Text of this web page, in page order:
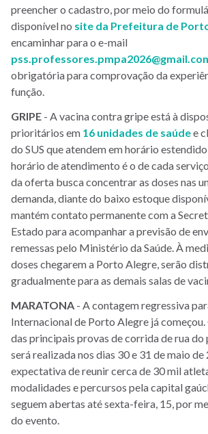
preencher o cadastro, por meio do
disponível no site da Prefeitura de
encaminhar para o e-mail
obrigatória para comprovação da
função.
GRIPE - A vacina contra gripe está à
prioritários em 16 unidades de saúdee
do SUS que atendem em horário
horário de atendimento é o de cada
da oferta busca concentrar as doses nas
demanda, diante do baixo estoque
mantém contato permanente com a
Estado para acompanhar a previsão de
remessas pelo Ministério da Saúde. À
doses chegarem a Porto Alegre, serão
gradualmente para as demais salas de
MARATONA - A contagem regressiva
Internacional de Porto Alegre já
das principais provas de corrida de rua do
será realizada nos dias 30 e 31 de maio
expectativa de reunir cerca de 30 mil
modalidades e percursos pela capital
seguem abertas até sexta-feira, 15, por
do evento.